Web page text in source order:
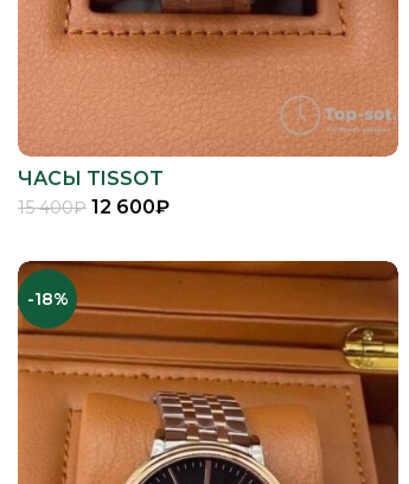
ЧАСЫ TISSOT
15 400₽ 12 600₽
-18%